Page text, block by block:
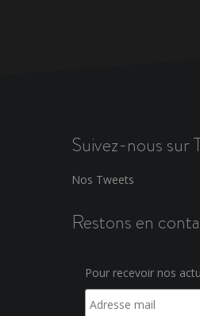
Suivez-nous sur
Nos Tweets
Restons en
Pour recevoir nos